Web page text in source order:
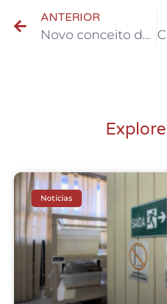
ANTERIOR
Novo conceito de cinema: UCI chega ao Shopping Metrópole
Notícias